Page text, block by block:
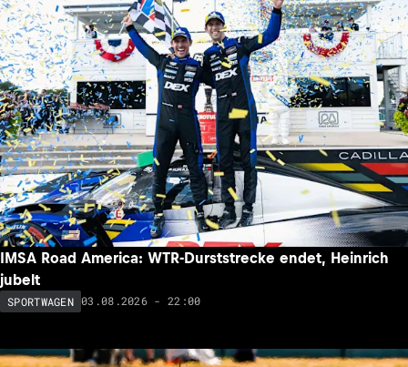
IMSA Road America: WTR-Durststrecke endet, Heinrich
jubelt
SPORTWAGEN 03.08.2026 - 22:00